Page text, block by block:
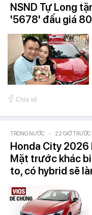
NSND Tự Long
'5678' đấu giá
Chia sẻ
TRONG NƯỚC - 22 GIỜ TRƯỚC
Honda City 2026
Mặt trước khác
to, có hybrid sẽ